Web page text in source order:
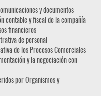
y documentos
contable y fiscal de la compañía
financieros
de personal
de los Procesos Comerciales
y la negociación con
por Organismos y